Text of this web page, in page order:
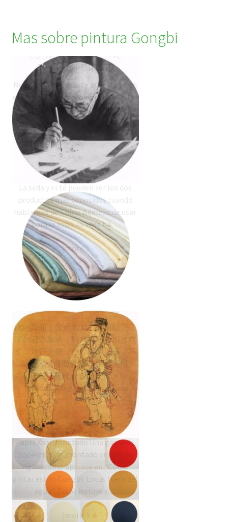
Mas sobre pintura Gongbi
于非闇 Yu Fei An: la
caligrafía que me
ayudó a pintar.
Nota de Inkston: Este artículo es un
extracto del famoso librito de Yu Fei
An sobre cómo hacer flor y un pájaro
al estilo Gongbi.…
Seda para Pintar
La seda y el té pueden ser los dos
productos más conocidos cuando
hablamos de China. Además de usar
para la ropa, la seda ha…
Pintura Song sobre
Abanico de Seda
唐画如面，宋画如酒，元画以下，
渐如酒之加水，时代愈后，加水愈
多，近日之昼，已经有水无酒，不
能醉人，薄而无味。--- 黄宾虹
(1865-1955) Las pinturas de la
dinastía Tang son planas, las
pinturas de la dinastía Song son el
vino, las pinturas de la dinastía
Yuan…
Papel Xuan decorativo
Papel Xuan montado Una gama de
papeles Xuan montado en cartón
rígido como aparece en "Cómo
pintar estilo Gongbi: Lotus fuera del
agua". Estos incluyen…